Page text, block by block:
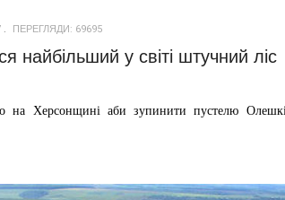
ПЕРЕГЛЯДИ: 69695
найбільший у світі штучний ліс
на Херсонщині аби зупинити пустелю